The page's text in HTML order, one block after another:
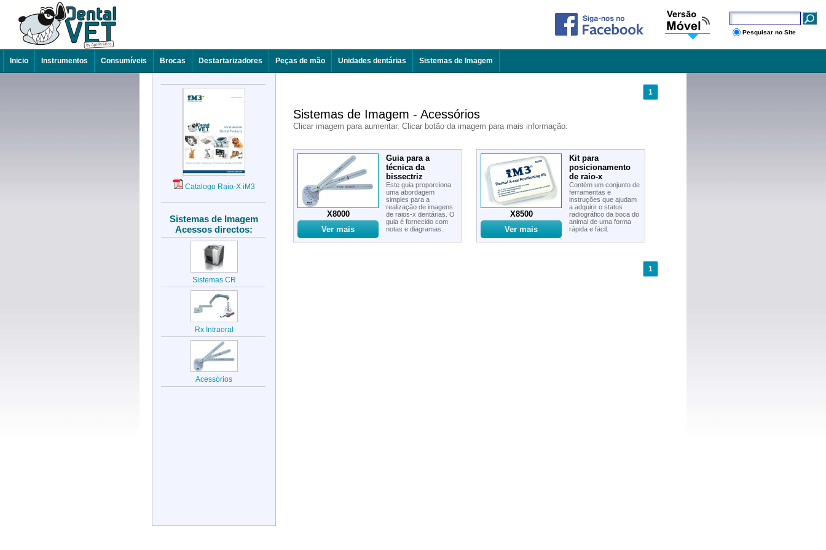
Pesquisar no Site
Inicio Instrumentos Consumíveis Brocas Destartarizadores Peças de mão Unidades dentárias Sistemas de Imagem
1
Sistemas de Imagem - Acessórios
Clicar imagem para aumentar. Clicar botão da imagem para mais informação.
X8000
Guia para a
técnica da
bissectriz
Este guia proporciona
uma abordagem
simples para a
realização de imagens
de raios-x dentárias. O
guia é fornecido com
notas e diagramas.
X8500
Kit para
posicionamento
de raio-x
Contém um conjunto de
ferramentas e
instruções que ajudam
a adquirir o status
radiográfico da boca do
animal de uma forma
rápida e fácil.
1